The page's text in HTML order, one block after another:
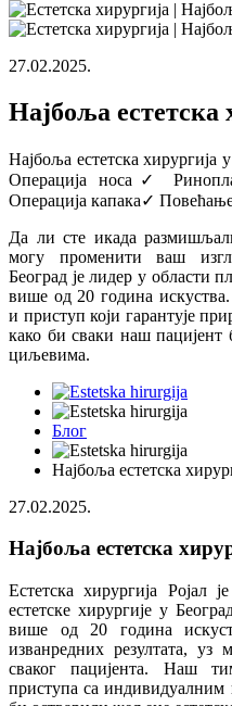
27.02.2025.
Најбоља естетска
Најбоља естетска
Операција носа✓
Операција капака✓
Да ли сте икада
могу променити ваш
Београд је лидер у области
више од 20 година
и приступ који гарантује
како би сваки наш пацијент
циљевима.
Блог
Најбоља естетска
27.02.2025.
Најбоља естетска
Естетска хирургија Ројал
естетске хирургије у
више од 20 година
изванредних резултата,
сваког пацијента. Наш
приступа са индивидуалним